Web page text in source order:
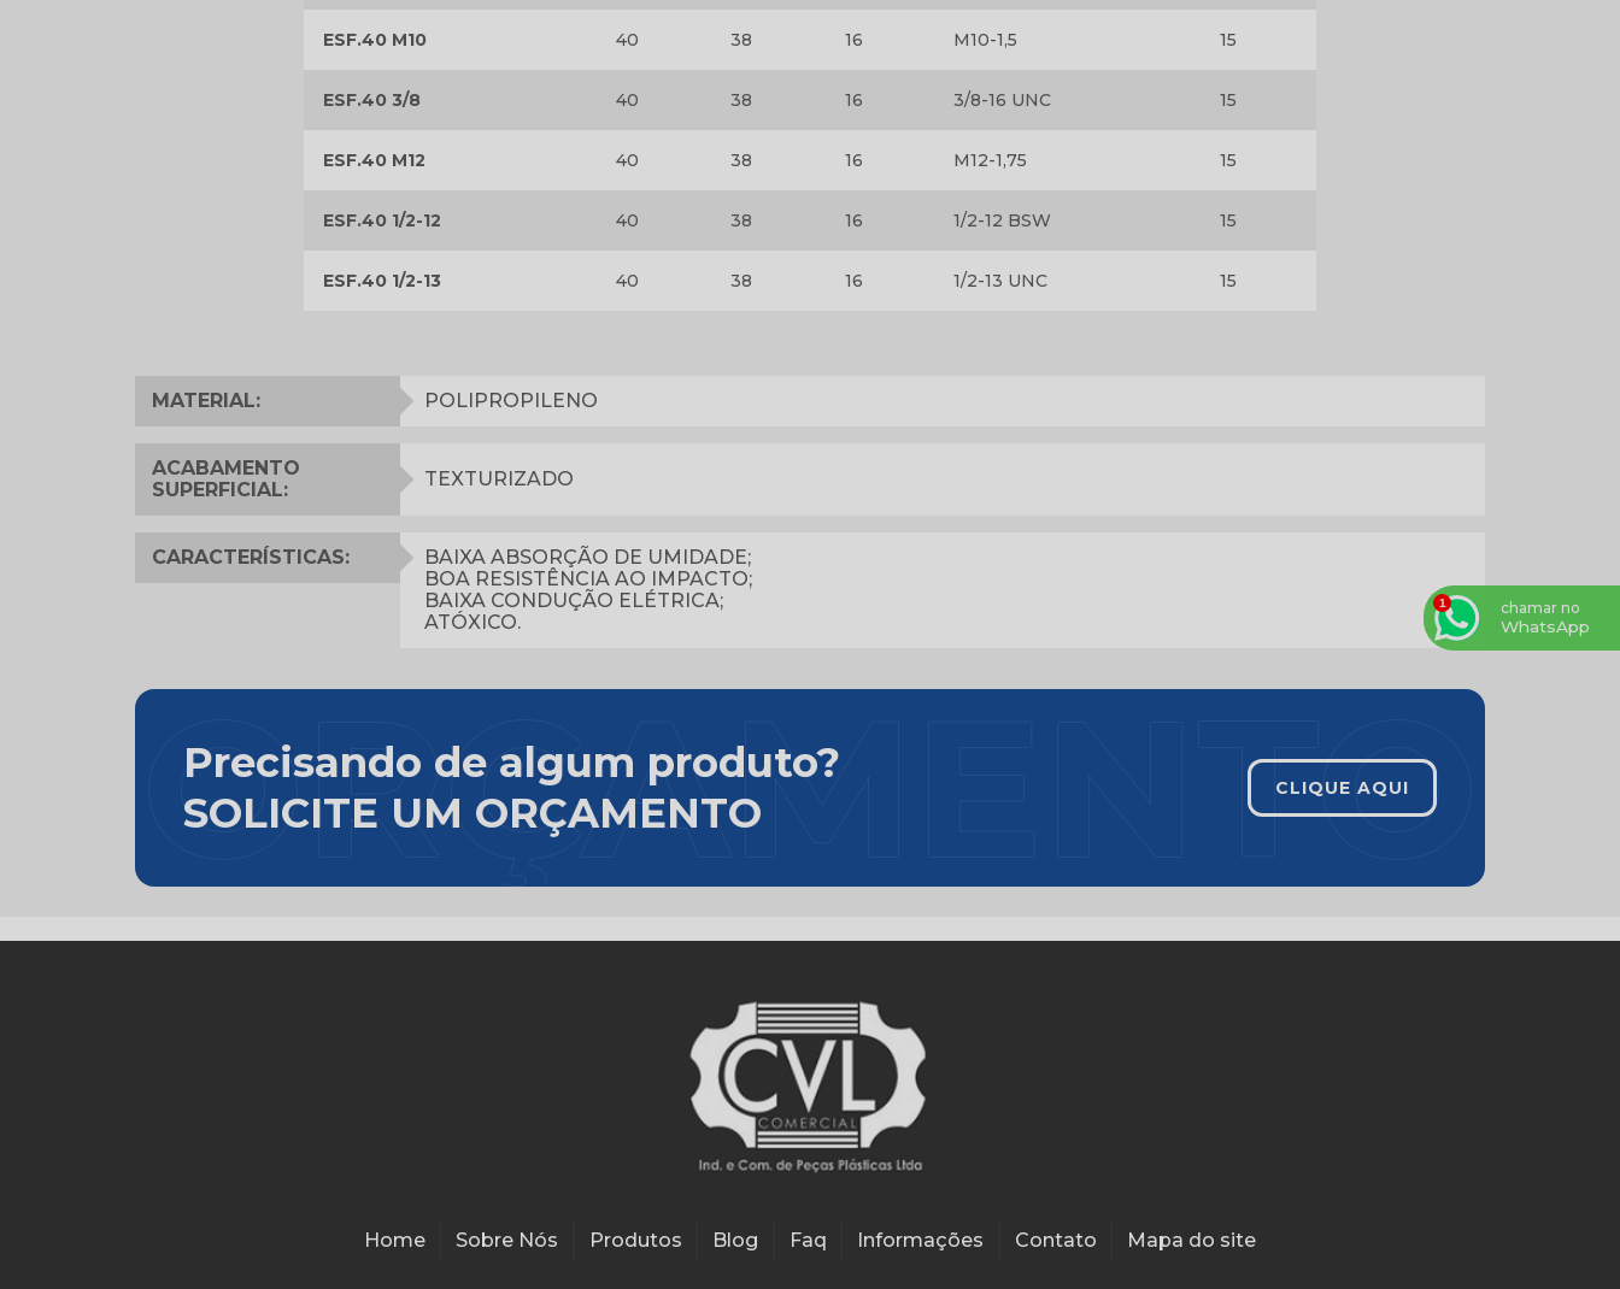
ESF.40 M10 40 38 16 M10-1,5 15
ESF.40 3/8 40 38 16 3/8-16 UNC 15
ESF.40 M12 40 38 16 M12-1,75 15
ESF.40 1/2-12 40 38 16 1/2-12 BSW 15
ESF.40 1/2-13 40 38 16 1/2-13 UNC 15
MATERIAL: POLIPROPILENO
ACABAMENTO
SUPERFICIAL:
TEXTURIZADO
CARACTERÍSTICAS:
BAIXA ABSORÇÃO DE UMIDADE;
BOA RESISTÊNCIA AO IMPACTO;
BAIXA CONDUÇÃO ELÉTRICA;
ATÓXICO.
Precisando de algum produto?
SOLICITE UM ORÇAMENTO
CLIQUE AQUI
Home Sobre Nós Produtos Blog Faq Informações Contato Mapa do site
chamar no
WhatsApp